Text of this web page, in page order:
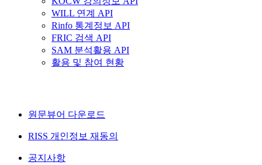
WILL 연계 API
Rinfo 통계정보 API
FRIC 검색 API
SAM 분석활용 API
활용 및 참여 현황
원문뷰어 다운로드
RISS 개인정보 재동의
공지사항